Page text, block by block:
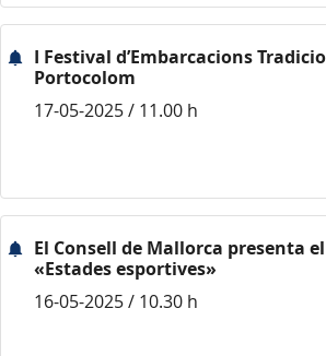
I Festival d’Embarcacions
Portocolom
17-05-2025 / 11.00 h
El Consell de Mallorca presenta
«Estades esportives»
16-05-2025 / 10.30 h